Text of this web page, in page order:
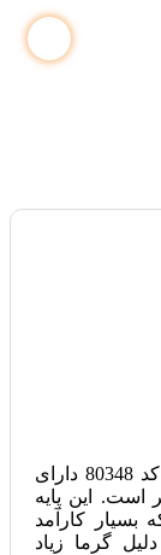
پایه نگهدارنده لپ تاپ یوگرین مدل LP230 کد 80348 دارای
86.8 تا 131.6 میلی‌متر است. این پایه
بسیار کارآمد
گرما زیاد